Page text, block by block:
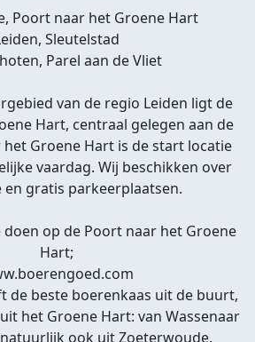
Poort naar het Groene Hart
Sleutelstad
Parel aan de Vliet
van de regio Leiden ligt de
Hart, centraal gelegen aan de
het Groene Hart is de start locatie
vaardag. Wij beschikken over
en gratis parkeerplaatsen.
op de Poort naar het Groene
Hart;
de beste boerenkaas uit de buurt,
het Groene Hart: van Wassenaar
ook uit Zoeterwoude.